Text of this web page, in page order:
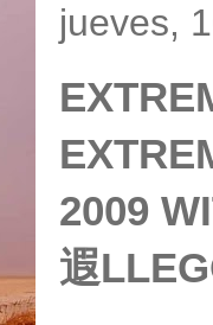
jueves,
2009
遐